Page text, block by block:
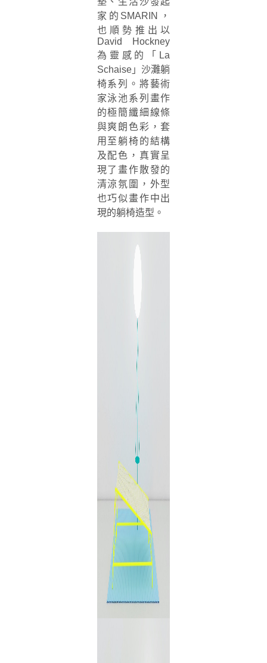
家的SMARIN，
也順勢推出以
David Hockney
為靈感的「La
Schaise」沙灘躺
椅系列。將藝術
家泳池系列畫作
的極簡纖細線條
與爽朗色彩，套
用至躺椅的結構
及配色，真實呈
現了畫作散發的
清涼氛圍，外型
也巧似畫作中出
現的躺椅造型。